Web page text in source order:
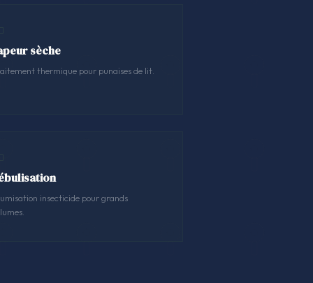
sèche
thermique pour punaises de lit.
insecticide pour grands